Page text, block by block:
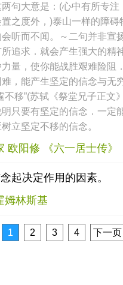
句大意是：(心中有所专注
之度外，)泰山一样的障碍
听而不闻。～二句并非宣
追求．就会产生强大的精
量，使你能战胜艰难险阻
，能产生坚定的信念与无
不移”(苏轼《祭堂兄子正文
只要有坚定的信念．一定
立坚定不移的信念。
欧阳修 《六一居士传》
起决定作用的因素。
姆林斯基
1 2 3 4 下一页